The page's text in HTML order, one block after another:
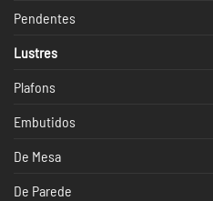
Pendentes
Lustres
Plafons
Embutidos
De Mesa
De Parede